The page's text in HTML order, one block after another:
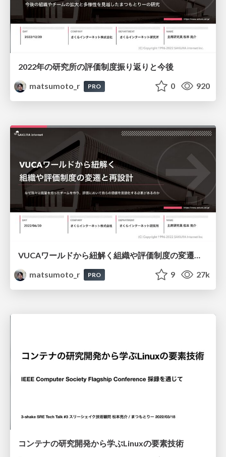
2022年の研究所の評価制度振り返りと今後
matsumoto_r
PRO 0 920
matsumoto_r
PRO 9 27k
コンテナの研究開発から学ぶLinuxの要素技術